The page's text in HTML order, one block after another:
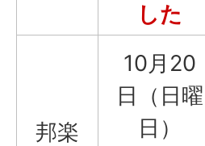
した
邦楽
10月20
日（日曜
日）